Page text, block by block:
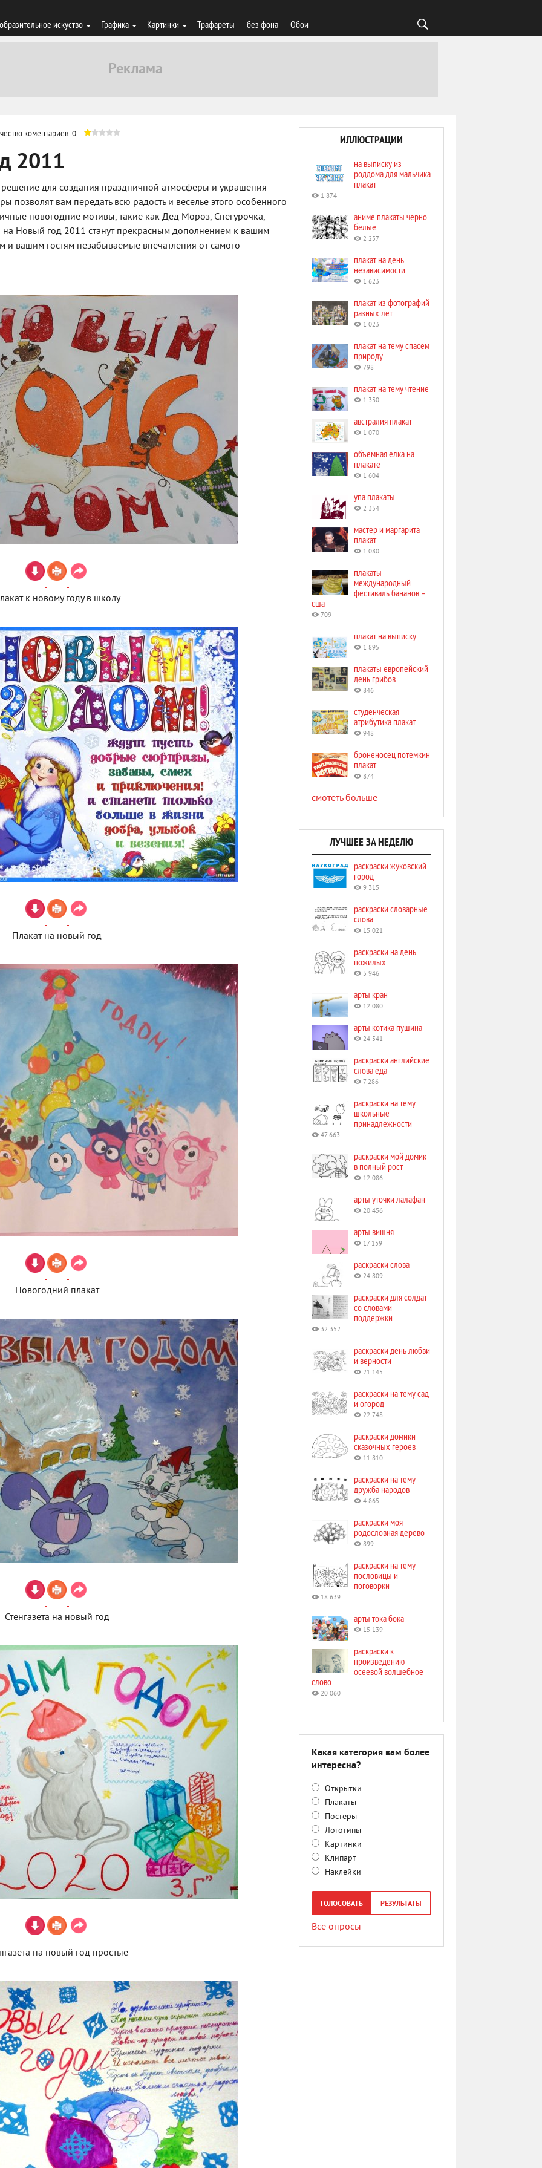
искуство Графика Картинки Трафареты без фона Обои
коментариев: 0
2011
для создания праздничной атмосферы и украшения
позволят вам передать всю радость и веселье этого особенного
новогодние мотивы, такие как Дед Мороз, Снегурочка,
на Новый год 2011 станут прекрасным дополнением к вашим
вашим гостям незабываемые впечатления от самого
к новому году в школу
Плакат на новый год
Новогодний плакат
Стенгазета на новый год
на новый год простые
ИЛЛЮСТРАЦИИ
на выписку из
роддома для мальчика
плакат
1 874
аниме плакаты черно
белые
2 257
плакат на день
независимости
1 623
плакат из фотографий
разных лет
1 023
плакат на тему спасем
природу
798
плакат на тему чтение
1 330
австралия плакат
1 070
объемная елка на
плакате
1 604
упа плакаты
2 354
мастер и маргарита
плакат
1 080
плакаты
международный
фестиваль бананов –
сша
709
плакат на выписку
1 895
плакаты европейский
день грибов
846
студенческая
атрибутика плакат
948
броненосец потемкин
плакат
874
смотеть больше
ЛУЧШЕЕ ЗА НЕДЕЛЮ
раскраски жуковский
город
9 315
раскраски словарные
слова
15 021
раскраски на день
пожилых
5 946
арты кран
12 080
арты котика пушина
24 541
раскраски английские
слова еда
7 286
раскраски на тему
школьные
принадлежности
47 663
раскраски мой домик
в полный рост
12 086
арты уточки лалафан
20 456
арты вишня
17 159
раскраски слова
24 809
раскраски для солдат
со словами
поддержки
32 352
раскраски день любви
и верности
21 145
раскраски на тему сад
и огород
22 748
раскраски домики
сказочных героев
11 810
раскраски на тему
дружба народов
4 865
раскраски моя
родословная дерево
899
раскраски на тему
пословицы и
поговорки
18 639
арты тока бока
15 139
раскраски к
произведению
осеевой волшебное
слово
20 060
Какая категория вам более
интересна?
Открытки
Плакаты
Постеры
Логотипы
Картинки
Клипарт
Наклейки
ГОЛОСОВАТЬ РЕЗУЛЬТАТЫ
Все опросы